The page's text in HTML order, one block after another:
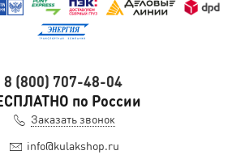
8 (800) 707-48-04
по России
Заказать звонок
info@kulakshop.ru